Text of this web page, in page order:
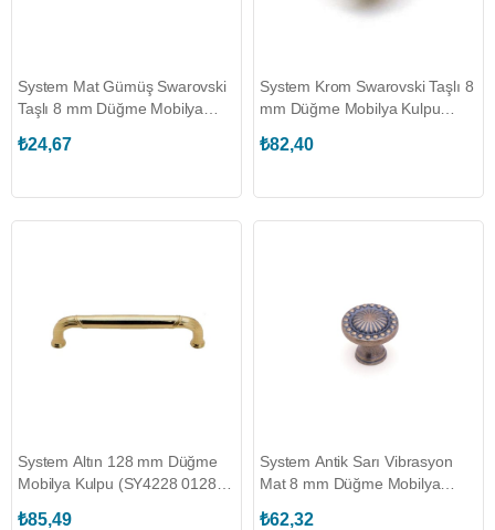
System Mat Gümüş Swarovski
Taşlı 8 mm Düğme Mobilya
SW2)
₺24,67
System Krom Swarovski Taşlı 8
mm Düğme Mobilya Kulpu
₺82,40
System Altın 128 mm Düğme
Mobilya Kulpu (SY4228 0128
₺85,49
System Antik Sarı Vibrasyon
Mat 8 mm Düğme Mobilya
₺62,32